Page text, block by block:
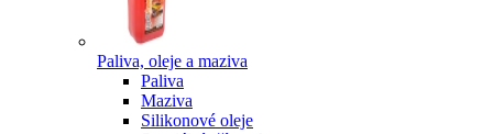
Paliva, oleje a maziva
Paliva
Maziva
Silikonové oleje